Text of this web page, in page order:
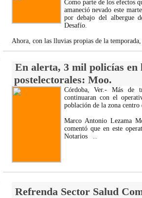
Como parte de los efectos
amaneció nevado este
por debajo del albergue
Desafío.
Ahora, con las lluvias propias de la
En alerta, 3 mil policías en
postelectorales: Moo.
Córdoba, Ver.- Más de
continuaran con el
población de la zona centro
Marco Antonio Lezama
comentó que en este
Notarios
Refrenda Sector Salud